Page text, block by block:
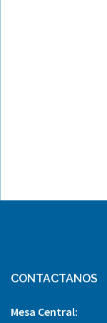
CONTACTANOS
Mesa Central: